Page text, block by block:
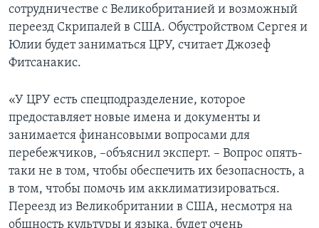
сотрудничестве с Великобританией и возможный
переезд Скрипалей в США. Обустройством Сергея и
Юлии будет заниматься ЦРУ, считает Джозеф
Фитсанакис.
«У ЦРУ есть спецподразделение, которое
предоставляет новые имена и документы и
занимается финансовыми вопросами для
перебежчиков, –объяснил эксперт. – Вопрос опять-
таки не в том, чтобы обеспечить их безопасность, а
в том, чтобы помочь им акклиматизироваться.
Переезд из Великобритании в США, несмотря на
общность культуры и языка, будет очень